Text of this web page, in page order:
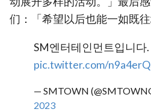
们：「希望以后也能一如既
SM엔터테인먼트입니다.
pic.twitter.com/
— SMTOWN
2023